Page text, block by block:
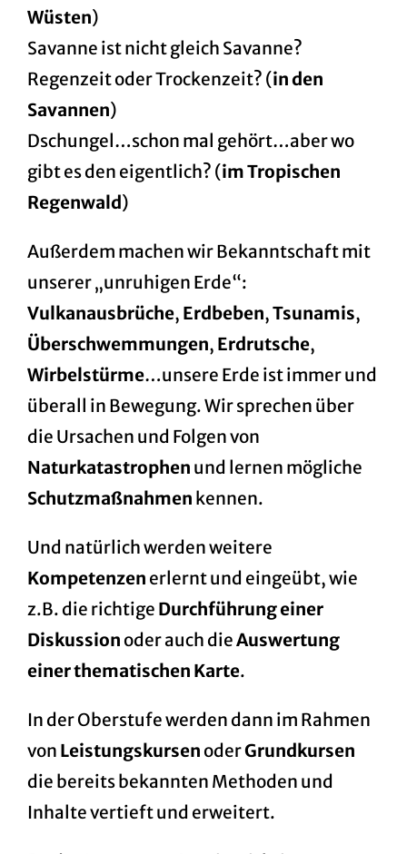
Wüsten)
Savanne ist nicht gleich Savanne?
Regenzeit oder Trockenzeit? (in den
Savannen)
Dschungel…schon mal gehört…aber wo
gibt es den eigentlich? (im Tropischen
Regenwald)
Außerdem machen wir Bekanntschaft mit
unserer „unruhigen Erde“:
Vulkanausbrüche, Erdbeben,Tsunamis,
Überschwemmungen, Erdrutsche,
Wirbelstürme…unsere Erde ist immer und
überall in Bewegung. Wir sprechen über
die Ursachen und Folgen von
Naturkatastrophen und lernen mögliche
Schutzmaßnahmen kennen.
Und natürlich werden weitere
Kompetenzen erlernt und eingeübt, wie
z.B. die richtige Durchführung einer
Diskussion oder auch dieAuswertung
einer thematischen Karte.
In derOberstufewerden dann im Rahmen
von Leistungskursen oderGrundkursen
die bereits bekannten Methoden und
Inhalte vertieft und erweitert.